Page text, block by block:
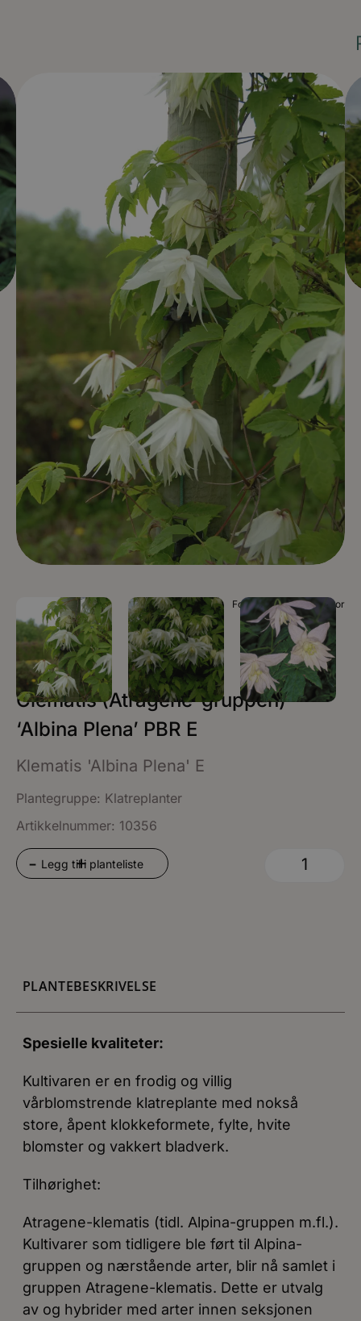
Foto Plantinor / Plantinor
Clematis (Atragene-gruppen)
‘Albina Plena’ PBR E
Klematis 'Albina Plena' E
Plantegruppe: Klatreplanter
Artikkelnummer: 10356
- +
Legg til i planteliste
PLANTEBESKRIVELSE
Spesielle kvaliteter:
Kultivaren er en frodig og villig
vårblomstrende klatreplante med nokså
store, åpent klokkeformete, fylte, hvite
blomster og vakkert bladverk.
Tilhørighet:
Atragene-klematis (tidl. Alpina-gruppen m.fl.).
Kultivarer som tidligere ble ført til Alpina-
gruppen og nærstående arter, blir nå samlet i
gruppen Atragene-klematis. Dette er utvalg
av og hybrider med arter innen seksjonen